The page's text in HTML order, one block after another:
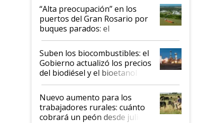
“Alta preocupación” en los
puertos del Gran Rosario por
buques parados: el
funcionamiento de las
exportadoras en tensión tras
la medida de fuerza de los
prácticos
Suben los biocombustibles: el
Gobierno actualizó los precios
del biodiésel y el bioetanol
Nuevo aumento para los
trabajadores rurales: cuánto
cobrará un peón desde julio